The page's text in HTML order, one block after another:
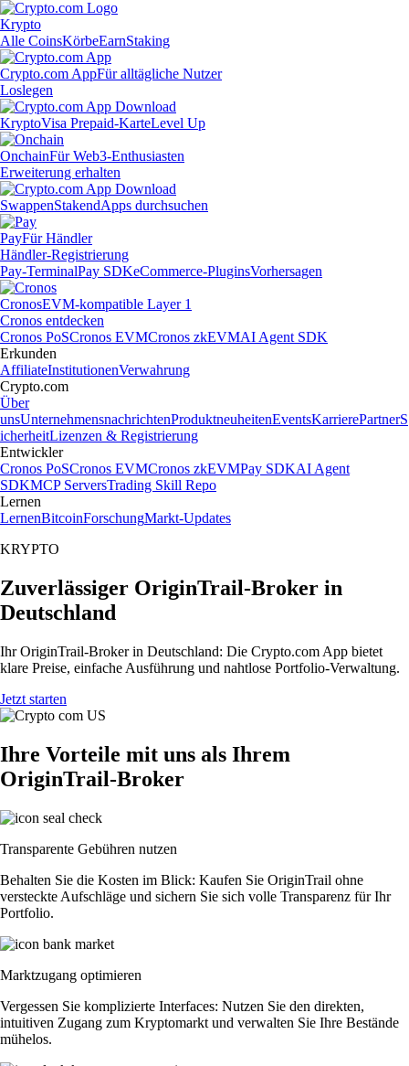
Krypto
Alle CoinsKörbeEarnStaking
Crypto.com AppFür alltägliche Nutzer
Loslegen
KryptoVisa Prepaid-KarteLevel Up
OnchainFür Web3-Enthusiasten
Erweiterung erhalten
SwappenStakendApps durchsuchen
PayFür Händler
Händler-Registrierung
Pay-TerminalPay SDKeCommerce-PluginsVorhersagen
CronosEVM-kompatible Layer 1
Cronos entdecken
Cronos PoSCronos EVMCronos zkEVMAI Agent SDK
Erkunden
AffiliateInstitutionenVerwahrung
Crypto.com
Über
unsUnternehmensnachrichtenProduktneuheitenEventsKarrierePartnerS
icherheitLizenzen & Registrierung
Entwickler
Cronos PoSCronos EVMCronos zkEVMPay SDKAI Agent
SDKMCP ServersTrading Skill Repo
Lernen
LernenBitcoinForschungMarkt-Updates
KRYPTO
Zuverlässiger OriginTrail-Broker in
Deutschland
Ihr OriginTrail-Broker in Deutschland: Die Crypto.com App bietet
klare Preise, einfache Ausführung und nahtlose Portfolio-Verwaltung.
Jetzt starten
Ihre Vorteile mit uns als Ihrem
OriginTrail-Broker
Transparente Gebühren nutzen
Behalten Sie die Kosten im Blick: Kaufen Sie OriginTrail ohne
versteckte Aufschläge und sichern Sie sich volle Transparenz für Ihr
Portfolio.
Marktzugang optimieren
Vergessen Sie komplizierte Interfaces: Nutzen Sie den direkten,
intuitiven Zugang zum Kryptomarkt und verwalten Sie Ihre Bestände
mühelos.